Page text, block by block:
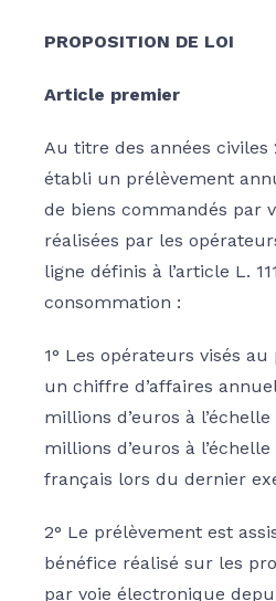
PROPOSITION DE LOI
Article premier
Au titre des années civiles
établi un prélèvement
de biens commandés par
réalisées par les
ligne définis à l’article L.
consommation :
1° Les opérateurs visés
un chiffre d’affaires
millions d’euros à
millions d’euros à
français lors du dernier
2° Le prélèvement est
bénéfice réalisé sur les
par voie électronique